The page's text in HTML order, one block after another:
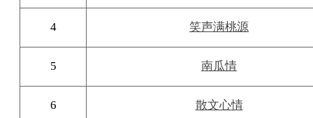
4 笑声满桃源
5 南瓜情
6 散文心情